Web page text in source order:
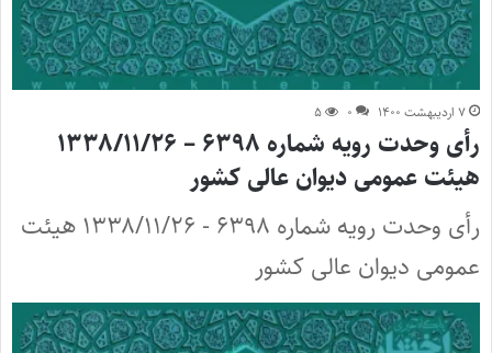
۷ اردیبهشت ۱۴۰۰ ۰ ۵
رأی وحدت رویه شماره ۶۳۹۸ – ۱۳۳۸/۱۱/۲۶
هیئت عمومی دیوان عالی کشور
رأی وحدت رویه شماره ۶۳۹۸ - ۱۳۳۸/۱۱/۲۶ هیئت
عمومی دیوان عالی کشور